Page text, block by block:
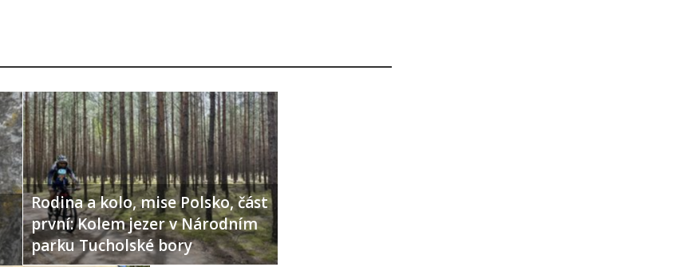
Rodina a kolo, mise Polsko, část
první: Kolem jezer v Národním
parku Tucholské bory